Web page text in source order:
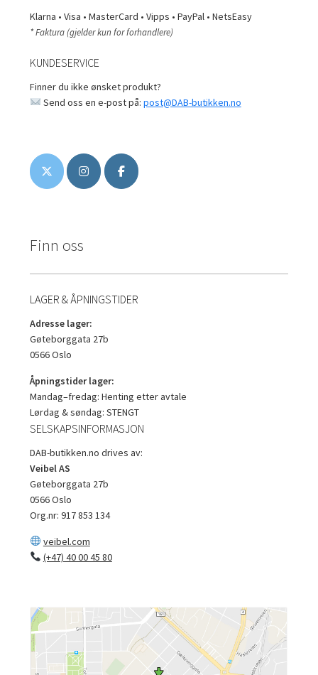
Klarna • Visa • MasterCard • Vipps • PayPal • NetsEasy
* Faktura (gjelder kun for forhandlere)
KUNDESERVICE
Finner du ikke ønsket produkt?
Send oss en e-post på: post@DAB-butikken.no
Finn oss
LAGER & ÅPNINGSTIDER
Adresse lager:
Gøteborggata 27b
0566 Oslo
Åpningstider lager:
Mandag–fredag: Henting etter avtale
Lørdag & søndag: STENGT
SELSKAPSINFORMASJON
DAB-butikken.no drives av:
Veibel AS
Gøteborggata 27b
0566 Oslo
Org.nr: 917 853 134
veibel.com
(+47) 40 00 45 80